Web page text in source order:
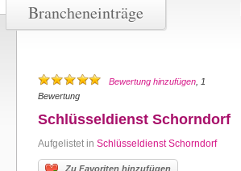
Brancheneinträge
Bewertung hinzufügen , 1
Bewertung
Schlüsseldienst Schorndorf
Aufgelistet in Schlüsseldienst Schorndorf
Zu Favoriten hinzufügen